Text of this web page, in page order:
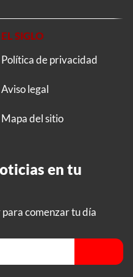
EL SIGLO
Política de privacidad
Aviso legal
Mapa del sitio
en tu
para comenzar tu día